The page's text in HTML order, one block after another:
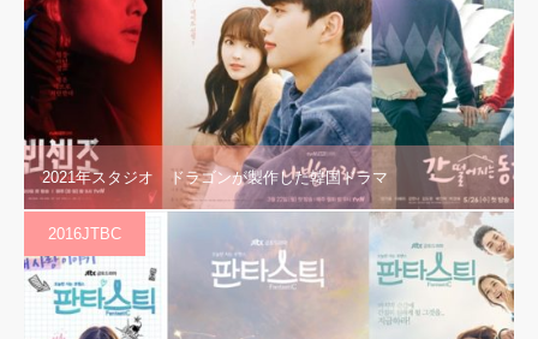
2021年スタジオ ドラゴンが製作した韓国ドラマ
2016JTBC